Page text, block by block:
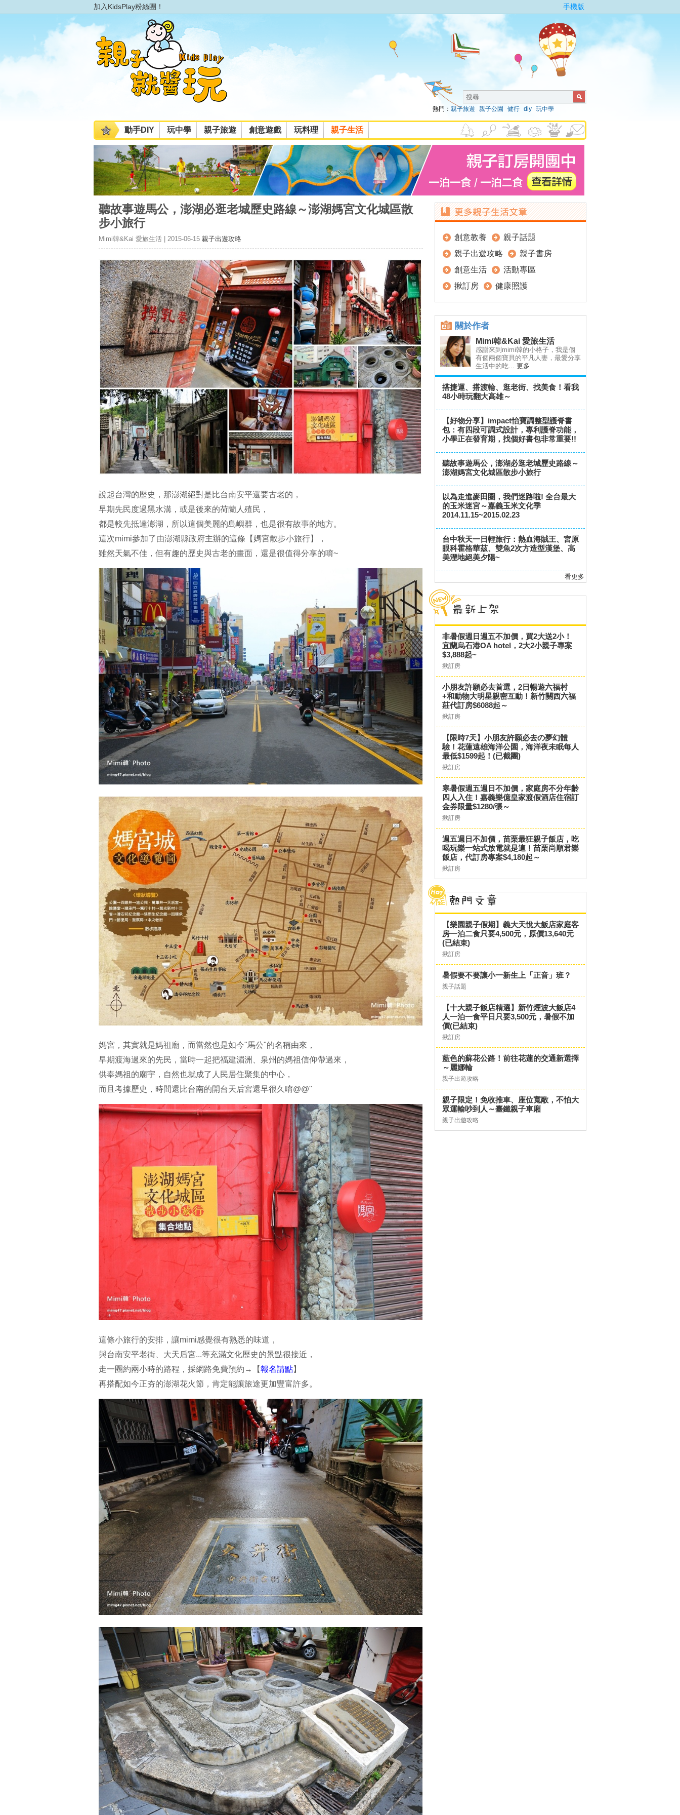
加入KidsPlay粉絲團！ 手機版
熱門： 親子旅遊 親子公園 健行 diy 玩中學
動手DIY 玩中學 親子旅遊 創意遊戲 玩料理 親子生活
聽故事遊馬公，澎湖必逛老城歷史路線～澎湖媽宮文化城區散
步小旅行
Mimi韓&Kai 愛旅生活 | 2015-06-15 親子出遊攻略
說起台灣的歷史，那澎湖絕對是比台南安平還要古老的，
早期先民度過黑水溝，或是後來的荷蘭人殖民，
都是較先抵達澎湖，所以這個美麗的島嶼群，也是很有故事的地方。
這次mimi參加了由澎湖縣政府主辦的這條【媽宮散步小旅行】，
雖然天氣不佳，但有趣的歷史與古老的畫面，還是很值得分享的唷~
媽宮，其實就是媽祖廟，而當然也是如今"馬公"的名稱由來，
早期渡海過來的先民，當時一起把福建湄洲、泉州的媽祖信仰帶過來，
供奉媽祖的廟宇，自然也就成了人民居住聚集的中心，
而且考據歷史，時間還比台南的開台天后宮還早很久唷@@"
這條小旅行的安排，讓mimi感覺很有熟悉的味道，
與台南安平老街、大天后宮...等充滿文化歷史的景點很接近，
走一圈約兩小時的路程，採網路免費預約→【報名請點】
再搭配如今正夯的澎湖花火節，肯定能讓旅途更加豐富許多。
創意教養
親子話題
親子出遊攻略
親子書房
創意生活
活動專區
揪訂房
健康照護
關於作者
Mimi韓&Kai 愛旅生活
感謝來到mimi韓的小格子，我是個
有個兩個寶貝的平凡人妻，最愛分享
生活中的吃... 更多
搭捷運、搭渡輪、逛老街、找美食！看我
48小時玩翻大高雄～
【好物分享】impact怡寶調整型護脊書
包：有四段可調式設計，專利護脊功能，
小學正在發育期，找個好書包非常重要!!
聽故事遊馬公，澎湖必逛老城歷史路線～
澎湖媽宮文化城區散步小旅行
以為走進麥田圈，我們迷路啦! 全台最大
的玉米迷宮～嘉義玉米文化季
2014.11.15~2015.02.23
台中秋天一日輕旅行：熱血海賊王、宮原
眼科霍格華茲、雙魚2次方造型漢堡、高
美溼地絕美夕陽~
看更多
非暑假週日週五不加價，買2大送2小！
宜蘭烏石港OA hotel，2大2小親子專案
$3,888起~
揪訂房
小朋友許願必去首選，2日暢遊六福村
+和動物大明星親密互動！新竹關西六福
莊代訂房$6088起～
揪訂房
【限時7天】小朋友許願必去の夢幻體
驗！花蓮遠雄海洋公園，海洋夜未眠每人
最低$1599起！(已截團)
揪訂房
寒暑假週五週日不加價，家庭房不分年齡
四人入住！嘉義樂億皇家渡假酒店住宿訂
金券限量$1280/張～
揪訂房
週五週日不加價，苗栗最狂親子飯店，吃
喝玩樂一站式放電就是這！苗栗尚順君樂
飯店，代訂房專案$4,180起～
揪訂房
【樂園親子假期】義大天悅大飯店家庭客
房一泊二食只要4,500元，原價13,640元
(已結束)
揪訂房
暑假要不要讓小一新生上「正音」班？
親子話題
【十大親子飯店精選】新竹煙波大飯店4
人一泊一食平日只要3,500元，暑假不加
價(已結束)
揪訂房
藍色的蘇花公路！前往花蓮的交通新選擇
～麗娜輪
親子出遊攻略
親子限定！免收推車、座位寬敞，不怕大
眾運輸吵到人～臺鐵親子車廂
親子出遊攻略